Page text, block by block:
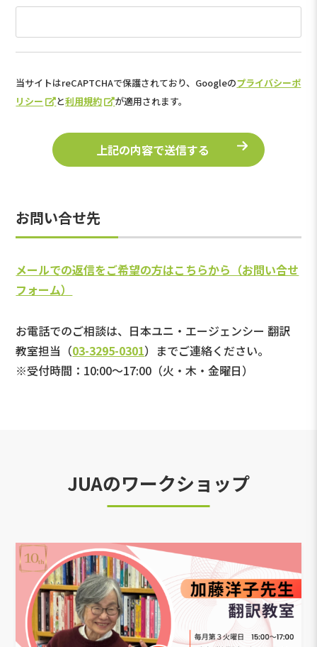
当サイトはreCAPTCHAで保護されており、Googleのプライバシーポ
リシー
と利用規約 が適用されます。
お問い合せ先
メールでの返信をご希望の方はこちらから（お問い合せ
フォーム）
お電話でのご相談は、日本ユニ・エージェンシー 翻訳
教室担当（03-3295-0301）までご連絡ください。
※受付時間：10:00～17:00（火・木・金曜日）
JUAのワークショップ